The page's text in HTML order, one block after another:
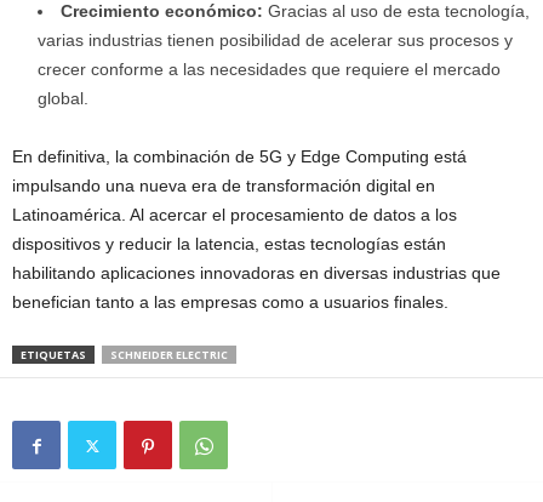
Crecimiento económico: Gracias al uso de esta tecnología,
varias industrias tienen posibilidad de acelerar sus procesos y
crecer conforme a las necesidades que requiere el mercado
global.
En definitiva, la combinación de 5G y Edge Computing está
impulsando una nueva era de transformación digital en
Latinoamérica. Al acercar el procesamiento de datos a los
dispositivos y reducir la latencia, estas tecnologías están
habilitando aplicaciones innovadoras en diversas industrias que
benefician tanto a las empresas como a usuarios finales.
ETIQUETAS SCHNEIDER ELECTRIC